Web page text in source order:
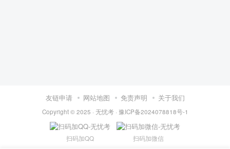
友链申请 网站地图 免责声明 关于我们
Copyright © 2025 · 无忧考· 豫ICP备2024078818号-1
扫码加QQ 扫码加微信